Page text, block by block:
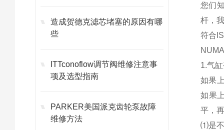
造成贺德克滤芯堵塞的原因有哪
些
ITTconoflow调节阀维修注意事
项及选型指南
PARKER美国派克齿轮泵故障
维修方法
您们
杆，
符合
1.气
如果
如果
平，
⑴是不